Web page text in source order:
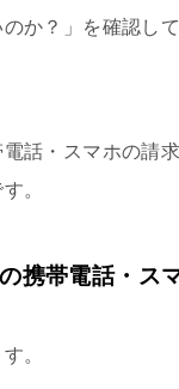
か？」を確認し
話・スマホの請
。
携帯電話・ス